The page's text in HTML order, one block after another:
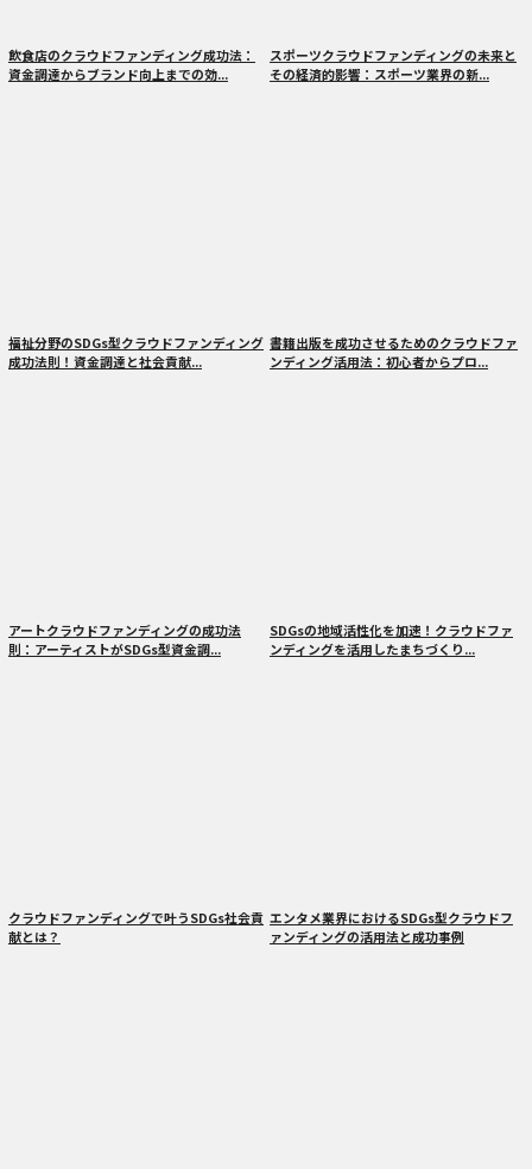
飲食店のクラウドファンディング成功法：
資金調達からブランド向上までの効...
スポーツクラウドファンディングの未来と
その経済的影響：スポーツ業界の新...
福祉分野のSDGs型クラウドファンディング
成功法則！資金調達と社会貢献...
書籍出版を成功させるためのクラウドファ
ンディング活用法：初心者からプロ...
アートクラウドファンディングの成功法
則：アーティストがSDGs型資金調...
SDGsの地域活性化を加速！クラウドファ
ンディングを活用したまちづくり...
クラウドファンディングで叶うSDGs社会貢
献とは？
エンタメ業界におけるSDGs型クラウドフ
ァンディングの活用法と成功事例